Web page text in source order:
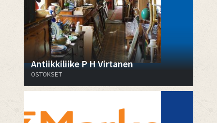
Antiikkiliike P H Virtanen
OSTOKSET